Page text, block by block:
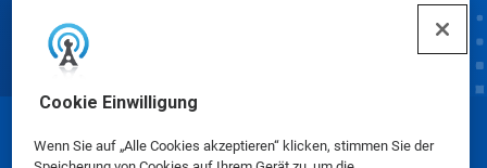
Cookie Einwilligung
Wenn Sie auf „Alle Cookies akzeptieren“ klicken, stimmen Sie der
© Ecolab Inc. 2025